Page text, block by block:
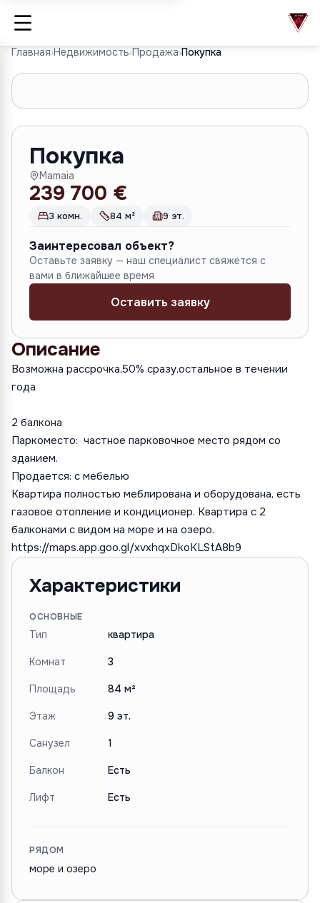
Главная›Недвижимость›Продажа›Покупка
1/9
Покупка
Mamaia
239 700 €
3 комн. 84 м² 9 эт.
Заинтересовал объект?
Оставьте заявку — наш специалист свяжется с
вами в ближайшее время
Оставить заявку
Описание
Возможна рассрочка,50% сразу,остальное в течении
года
2 балкона
Паркоместо: частное парковочное место рядом со
зданием.
Продается: с мебелью
Квартира полностью меблирована и оборудована, есть
газовое отопление и кондиционер. Квартира с 2
балконами с видом на море и на озеро.
https://maps.app.goo.gl/xvxhqxDkoKLStA8b9
Характеристики
ОСНОВНЫЕ
Тип квартира
Комнат 3
Площадь 84 м²
Этаж 9 эт.
Санузел 1
Балкон Есть
Лифт Есть
РЯДОМ
море и озеро